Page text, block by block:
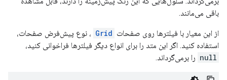
باقی می‌مانند.
از این معیار با فیلترها روی صفحات Grid ، نوع پیش‌فرض صفحات،
استفاده کنید. اگر این متد را برای انواع دیگر فیلترها فراخوانی کنید،
null را برمی‌گرداند.